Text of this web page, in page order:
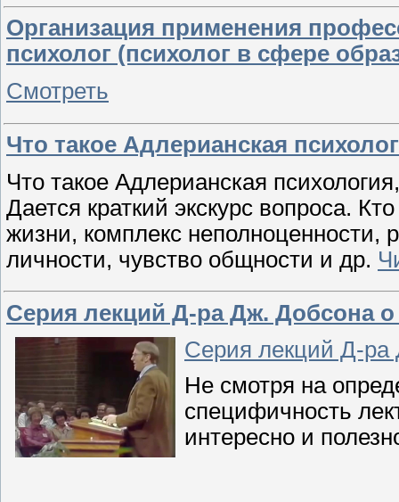
Организация применения
психолог (психолог в сфере
Смотреть
Что такое Адлерианская
Что такое Адлерианская
Дается краткий экскурс вопроса.
жизни, комплекс неполноценности,
личности, чувство общности и др.
Серия лекций Д-ра Дж. Добсона о
Серия лекций Д-ра
Не смотря на
специфичность
интересно и